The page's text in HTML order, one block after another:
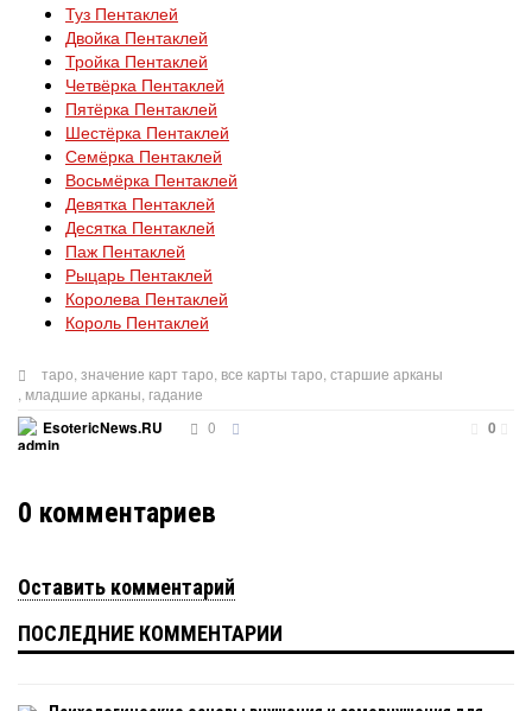
Туз Пентаклей
Двойка Пентаклей
Тройка Пентаклей
Четвёрка Пентаклей
Пятёрка Пентаклей
Шестёрка Пентаклей
Семёрка Пентаклей
Восьмёрка Пентаклей
Девятка Пентаклей
Десятка Пентаклей
Паж Пентаклей
Рыцарь Пентаклей
Королева Пентаклей
Король Пентаклей
таро значение карт таро все карты таро старшие арканы
младшие арканы гадание
EsotericNews.RU
0 0
0 комментариев
Оставить комментарий
ПОСЛЕДНИЕ КОММЕНТАРИИ